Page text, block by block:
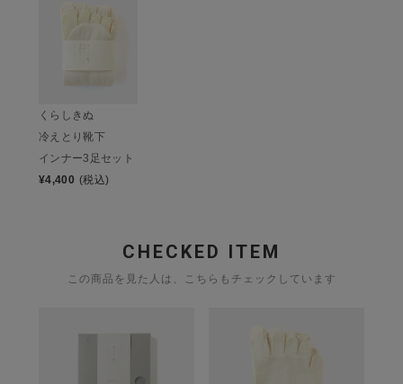
くらしきぬ
冷えとり靴下
インナー3足セット
¥4,400 (税込)
CHECKED ITEM
この商品を見た人は、こちらもチェックしています